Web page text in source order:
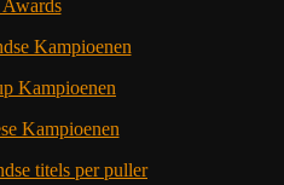
Kampioenen
Kampioenen
Kampioenen
titels per puller